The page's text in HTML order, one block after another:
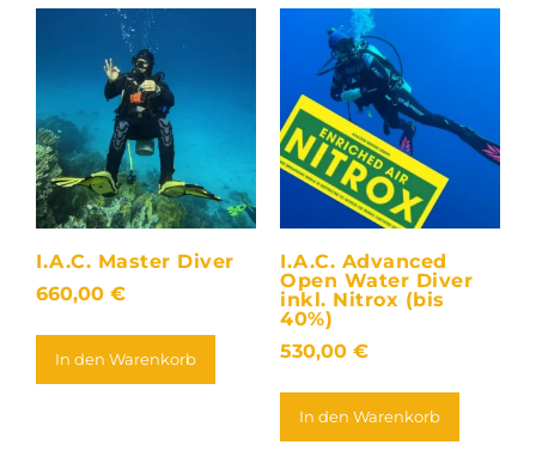
I.A.C. Master Diver
660,00 €
In den Warenkorb
I.A.C. Advanced
Open Water Diver
inkl. Nitrox (bis
40%)
530,00 €
In den Warenkorb